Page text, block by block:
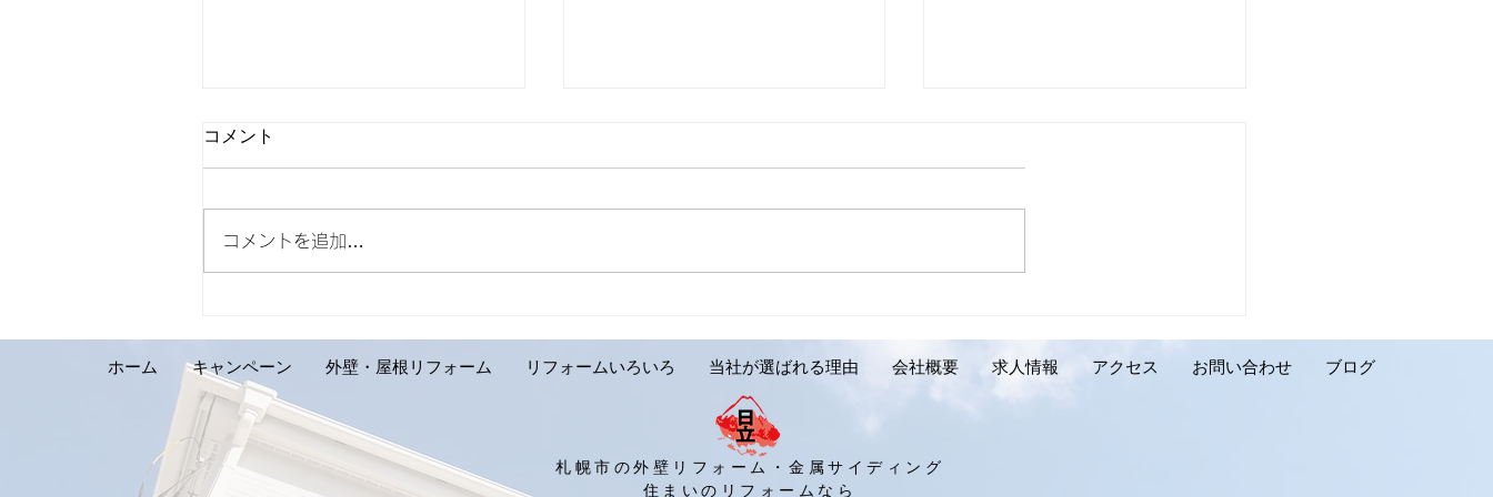
ご紹介です。札幌市手稲区 S
様邸】
ご紹介です。岩見沢市 Y様
邸】
ご紹介です。千歳市 K様邸】
コメント
コメントを追加…
ホーム キャンペーン 外壁・屋根リフォーム リフォームいろいろ 当社が選ばれる理由 会社概要 求人情報 アクセス お問い合わせ ブログ
​住まいのリフォームなら
札幌市の外壁リフォーム・金属サイディング